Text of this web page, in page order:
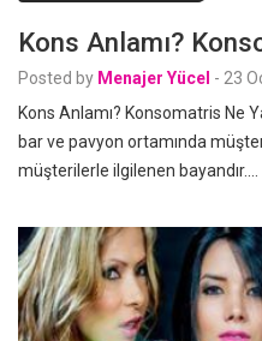
Kons Anlamı?
Posted by Menajer Yücel - 23
Kons Anlamı? Konsomatris Ne
bar ve pavyon ortamında
müşterilerle ilgilenen bayandır.…